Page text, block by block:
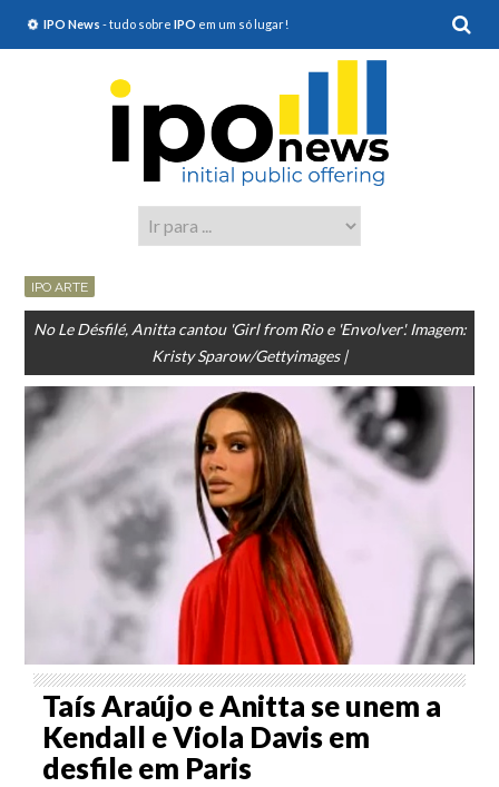
IPO News - tudo sobre IPO em um só lugar!
IPO ARTE
No Le Désfilé, Anitta cantou 'Girl from Rio e 'Envolver'. Imagem:
Kristy Sparow/Gettyimages |
Taís Araújo e Anitta se unem a
Kendall e Viola Davis em
desfile em Paris